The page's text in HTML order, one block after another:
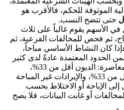
الموثوقة للحكم، فالأقرب هو
حتى تتضح النسب.
في الأسهم يقوم غالباً على ثلاث
ثم فحص للمخالفات الفرعية، ثم
كان النشاط الأساسي مباحاً،
الحدود المعتمدة عادةً لدى كثير
من المعايير الشرعية المعاصرة: الديون أقل من 33%،
والاستثمارات الربوية أقل من 33%، والإيرادات غير المباحة
إلى الإباحة أو الاختلاط بحسب
أو غابت البيانات، فلا يصح